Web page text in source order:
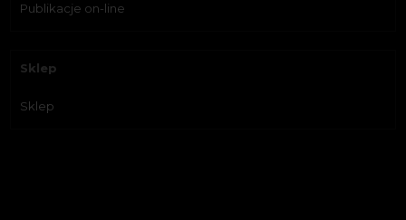
Publikacje on-line
Sklep
Sklep